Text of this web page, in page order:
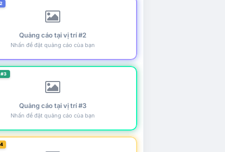
Quảng cáo tại vị trí #2
Nhấn để đặt quảng cáo của bạn
Quảng cáo tại vị trí #3
Nhấn để đặt quảng cáo của bạn